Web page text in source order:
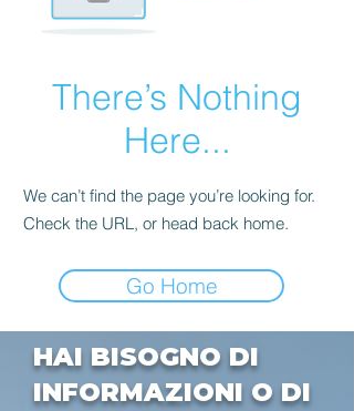
There’s Nothing
Here...
We can’t find the page you’re looking for.
Check the URL, or head back home.
Go Home
HAI BISOGNO DI
INFORMAZIONI O DI